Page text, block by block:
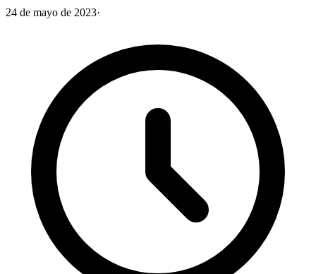
24 de mayo de 2023·